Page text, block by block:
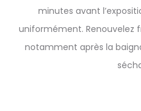
minutes avant
uniformément. Renouvelez
notamment après la